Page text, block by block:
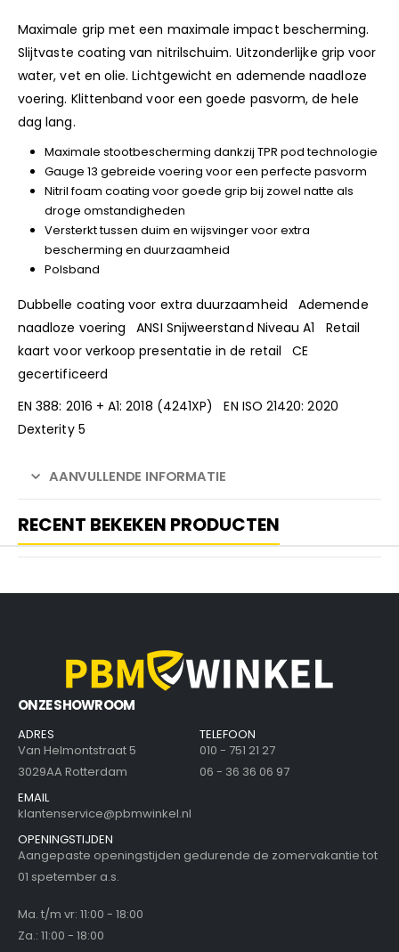
Maximale grip met een maximale impact bescherming.
Slijtvaste coating van nitrilschuim. Uitzonderlijke grip voor
water, vet en olie. Lichtgewicht en ademende naadloze
voering. Klittenband voor een goede pasvorm, de hele
dag lang.
Maximale stootbescherming dankzij TPR pod technologie
Gauge 13 gebreide voering voor een perfecte pasvorm
Nitril foam coating voor goede grip bij zowel natte als
droge omstandigheden
Versterkt tussen duim en wijsvinger voor extra
bescherming en duurzaamheid
Polsband
Dubbelle coating voor extra duurzaamheid Ademende
naadloze voering ANSI Snijweerstand Niveau A1 Retail
kaart voor verkoop presentatie in de retail CE
gecertificeerd
EN 388: 2016 + A1: 2018 (4241XP) EN ISO 21420: 2020
Dexterity 5
AANVULLENDE INFORMATIE
RECENT BEKEKEN PRODUCTEN
ONZE SHOWROOM
ADRES
Van Helmontstraat 5
3029AA Rotterdam
TELEFOON
010 - 751 21 27
06 - 36 36 06 97
EMAIL
klantenservice@pbmwinkel.nl
OPENINGSTIJDEN
Aangepaste openingstijden gedurende de zomervakantie tot
01 spetember a.s.
Ma. t/m vr: 11:00 - 18:00
Za.: 11:00 - 18:00